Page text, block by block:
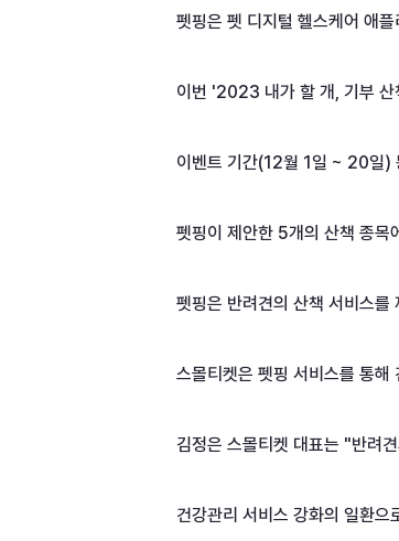
펫핑은 펫 디지털 헬스케어 애
이번 '2023 내가 할 개, 기부 산
이벤트 기간(12월 1일 ~ 20일)
펫핑이 제안한 5개의 산책 종목
펫핑은 반려견의 산책 서비스를
스몰티켓은 펫핑 서비스를 통해
김정은 스몰티켓 대표는 "반려
건강관리 서비스 강화의 일환